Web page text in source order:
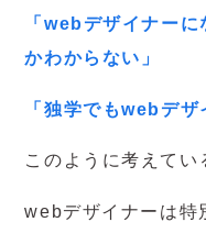
「webデザイナー
かわからない」
「独学でもwebデザ
このように考えてい
webデザイナーは特